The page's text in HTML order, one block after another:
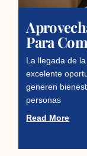
Para
La llegada de
excelente
generen
personas
Read More